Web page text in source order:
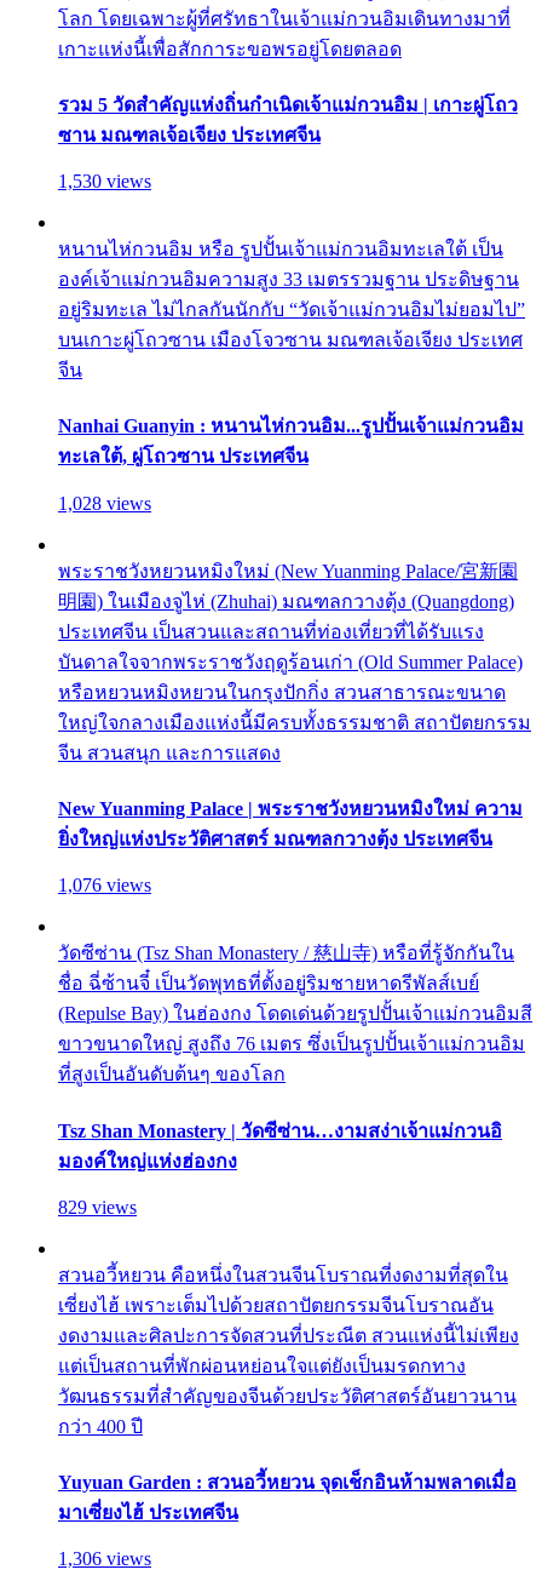
โลก โดยเฉพาะผู้ที่ศรัทธาในเจ้าแม่กวนอิมเดินทางมาที่
เกาะแห่งนี้เพื่อสักการะขอพรอยู่โดยตลอด
รวม 5 วัดสำคัญแห่งถิ่นกำเนิดเจ้าแม่กวนอิม | เกาะผู่โถว
ซาน มณฑลเจ้อเจียง ประเทศจีน
1,530 views
หนานไห่กวนอิม หรือ รูปปั้นเจ้าแม่กวนอิมทะเลใต้ เป็น
องค์เจ้าแม่กวนอิมความสูง 33 เมตรรวมฐาน ประดิษฐาน
อยู่ริมทะเล ไม่ไกลกันนักกับ “วัดเจ้าแม่กวนอิมไม่ยอมไป”
บนเกาะผู่โถวซาน เมืองโจวซาน มณฑลเจ้อเจียง ประเทศ
จีน
Nanhai Guanyin : หนานไห่กวนอิม...รูปปั้นเจ้าแม่กวนอิม
ทะเลใต้, ผู่โถวซาน ประเทศจีน
1,028 views
พระราชวังหยวนหมิงใหม่ (New Yuanming Palace/宮新園
明園) ในเมืองจูไห่ (Zhuhai) มณฑลกวางตุ้ง (Quangdong)
ประเทศจีน เป็นสวนและสถานที่ท่องเที่ยวที่ได้รับแรง
บันดาลใจจากพระราชวังฤดูร้อนเก่า (Old Summer Palace)
หรือหยวนหมิงหยวนในกรุงปักกิ่ง สวนสาธารณะขนาด
ใหญ่ใจกลางเมืองแห่งนี้มีครบทั้งธรรมชาติ สถาปัตยกรรม
จีน สวนสนุก และการแสดง
New Yuanming Palace | พระราชวังหยวนหมิงใหม่ ความ
ยิ่งใหญ่แห่งประวัติศาสตร์ มณฑลกวางตุ้ง ประเทศจีน
1,076 views
วัดซีซ่าน (Tsz Shan Monastery / 慈山寺) หรือที่รู้จักกันใน
ชื่อ ฉี่ซ้านจี๋ เป็นวัดพุทธที่ตั้งอยู่ริมชายหาดรีพัลส์เบย์
(Repulse Bay) ในฮ่องกง โดดเด่นด้วยรูปปั้นเจ้าแม่กวนอิมสี
ขาวขนาดใหญ่ สูงถึง 76 เมตร ซึ่งเป็นรูปปั้นเจ้าแม่กวนอิม
ที่สูงเป็นอันดับต้นๆ ของโลก
Tsz Shan Monastery | วัดซีซ่าน…งามสง่าเจ้าแม่กวนอิ
มองค์ใหญ่แห่งฮ่องกง
829 views
สวนอวี้หยวน คือหนึ่งในสวนจีนโบราณที่งดงามที่สุดใน
เซี่ยงไฮ้ เพราะเต็มไปด้วยสถาปัตยกรรมจีนโบราณอัน
งดงามและศิลปะการจัดสวนที่ประณีต สวนแห่งนี้ไม่เพียง
แต่เป็นสถานที่พักผ่อนหย่อนใจแต่ยังเป็นมรดกทาง
วัฒนธรรมที่สำคัญของจีนด้วยประวัติศาสตร์อันยาวนาน
กว่า 400 ปี
Yuyuan Garden : สวนอวี้หยวน จุดเช็กอินห้ามพลาดเมื่อ
มาเซี่ยงไฮ้ ประเทศจีน
1,306 views